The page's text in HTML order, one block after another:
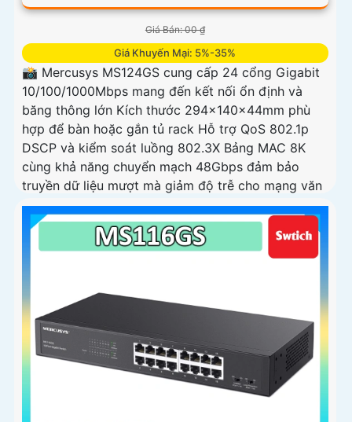
Giá Bán: 00 ₫
Giá Khuyến Mại: 5%-35%
📸 Mercusys MS124GS cung cấp 24 cổng Gigabit
10/100/1000Mbps mang đến kết nối ổn định và
băng thông lớn Kích thước 294x140x44mm phù
hợp để bàn hoặc gắn tủ rack Hỗ trợ QoS 802.1p
DSCP và kiểm soát luồng 802.3X Bảng MAC 8K
cùng khả năng chuyển mạch 48Gbps đảm bảo
truyền dữ liệu mượt mà giảm độ trễ cho mạng văn
phòng và lớp học